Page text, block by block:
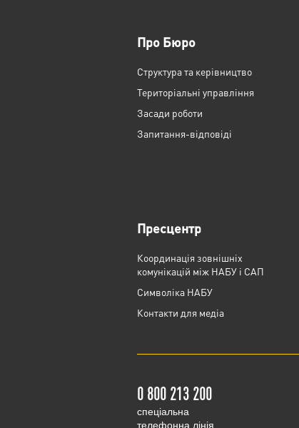
Про Бюро
Структура та керівництво
Територіальні управління
Засади роботи
Запитання-відповіді
Пресцентр
Координація зовнішніх
комунікацій між НАБУ і САП
Cимволіка НАБУ
Контакти для медіа
0 800 213 200
cпеціальна
телефонна лінія